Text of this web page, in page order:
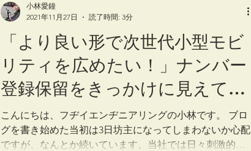
「より良い形で次世代小型モビ
リティを広めたい！」ナンバー
登録保留をきっかけに見えてき
た、新小型モビリティを取り巻
く法整備状況③
こんにちは、フヂイエンヂニアリングの小林です。 ブロ
グを書き始めた当初は3日坊主になってしまわないか心配
ですが、なんとか続いています。当社では日々刺激的な
小林愛鐘
2021年11月27日
読了時間: 3分